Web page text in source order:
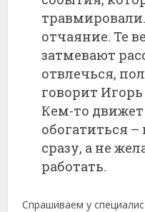
отчаяние. Те
затмевают
отвлечься,
говорит
Кем-то
обогатиться
сразу, а не
работать.
Спрашиваем у